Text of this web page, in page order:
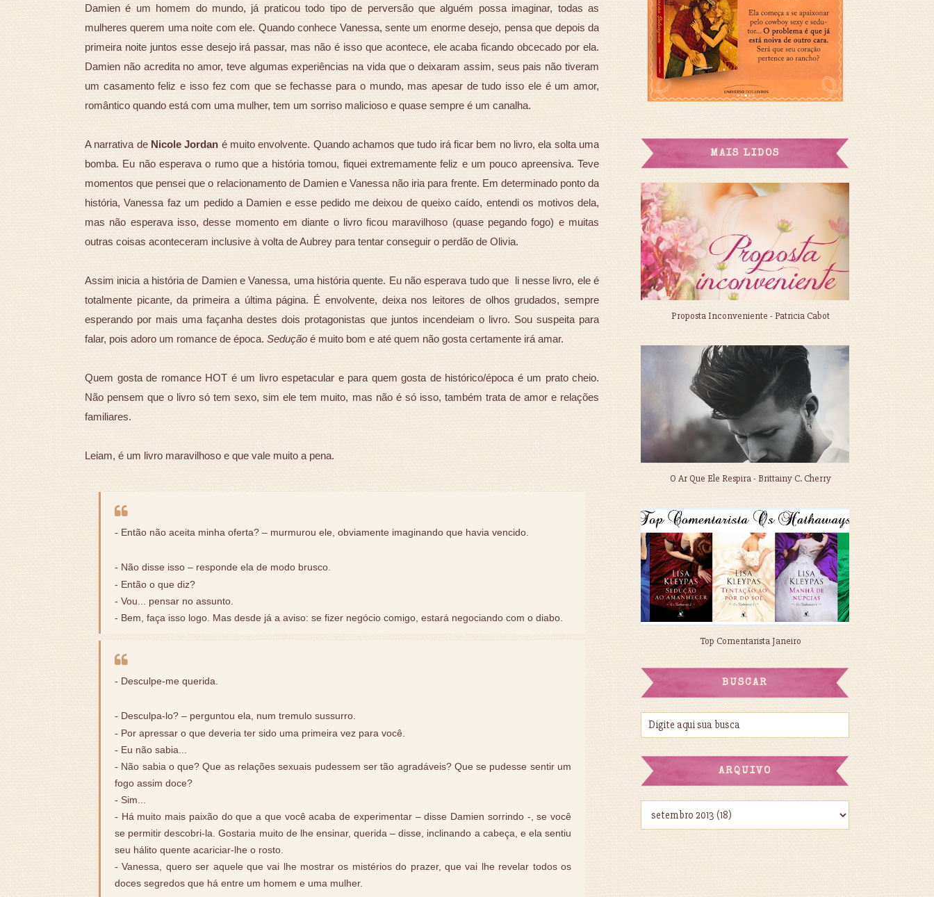
Damien é um homem do mundo, já praticou todo tipo de perversão que alguém possa imaginar, todas as
mulheres querem uma noite com ele. Quando conhece Vanessa, sente um enorme desejo, pensa que depois da
primeira noite juntos esse desejo irá passar, mas não é isso que acontece, ele acaba ficando obcecado por ela.
Damien não acredita no amor, teve algumas experiências na vida que o deixaram assim, seus pais não tiveram
um casamento feliz e isso fez com que se fechasse para o mundo, mas apesar de tudo isso ele é um amor,
romântico quando está com uma mulher, tem um sorriso malicioso e quase sempre é um canalha.
A narrativa deNicole Jordané muito envolvente. Quando achamos que tudo irá ficar bem no livro, ela solta uma
bomba. Eu não esperava o rumo que a história tomou, fiquei extremamente feliz e um pouco apreensiva. Teve
momentos que pensei que o relacionamento de Damien e Vanessa não iria para frente. Em determinado ponto da
história, Vanessa faz um pedido a Damien e esse pedido me deixou de queixo caído, entendi os motivos dela,
mas não esperava isso, desse momento em diante o livro ficou maravilhoso (quase pegando fogo) e muitas
outras coisas aconteceram inclusive à volta de Aubrey para tentar conseguir o perdão de Olivia.
Assim inicia a história de Damien e Vanessa, uma história quente. Eu não esperava tudo que li nesse livro, ele é
totalmente picante, da primeira a última página. É envolvente, deixa nos leitores de olhos grudados, sempre
esperando por mais uma façanha destes dois protagonistas que juntos incendeiam o livro. Sou suspeita para
falar, pois adoro um romance de época.Seduçãoé muito bom e até quem não gosta certamente irá amar.
Quem gosta de romance HOT é um livro espetacular e para quem gosta de histórico/época é um prato cheio.
Não pensem que o livro só tem sexo, sim ele tem muito, mas não é só isso, também trata de amor e relações
familiares.
Leiam, é um livro maravilhoso e que vale muito a pena.
- Então não aceita minha oferta? – murmurou ele, obviamente imaginando que havia vencido.
- Não disse isso – responde ela de modo brusco.
- Então o que diz?
- Vou... pensar no assunto.
- Bem, faça isso logo. Mas desde já a aviso: se fizer negócio comigo, estará negociando com o diabo.
- Desculpe-me querida.
- Desculpa-lo? – perguntou ela, num tremulo sussurro.
- Por apressar o que deveria ter sido uma primeira vez para você.
- Eu não sabia...
- Não sabia o que? Que as relações sexuais pudessem ser tão agradáveis? Que se pudesse sentir um
fogo assim doce?
- Sim...
- Há muito mais paixão do que a que você acaba de experimentar – disse Damien sorrindo -, se você
se permitir descobri-la. Gostaria muito de lhe ensinar, querida – disse, inclinando a cabeça, e ela sentiu
seu hálito quente acariciar-lhe o rosto.
- Vanessa, quero ser aquele que vai lhe mostrar os mistérios do prazer, que vai lhe revelar todos os
doces segredos que há entre um homem e uma mulher.
MAIS LIDOS
Proposta Inconveniente - Patricia Cabot
O Ar Que Ele Respira - Brittainy C. Cherry
Top Comentarista Janeiro
BUSCAR
ARQUIVO